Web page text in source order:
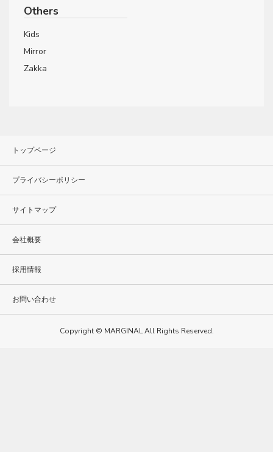
Others
Kids
Mirror
Zakka
トップページ
プライバシーポリシー
サイトマップ
会社概要
採用情報
お問い合わせ
Copyright © MARGINAL All Rights Reserved.